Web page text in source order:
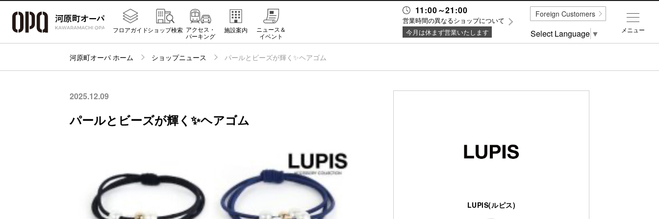
11:00～21:00
営業時間の異なるショップについて
今月は休まず営業いたします
フロアガイドショップ検索 アクセス・
パーキング
施設案内
ニュース＆
イベント
河原町オーパ ホーム ショップニュース パールとビーズが輝く✨ヘアゴム
2025.12.09
パールとビーズが輝く✨ヘアゴム
LUPIS(ルピス)
メニュー
Foreign Customers
Select Language ▼